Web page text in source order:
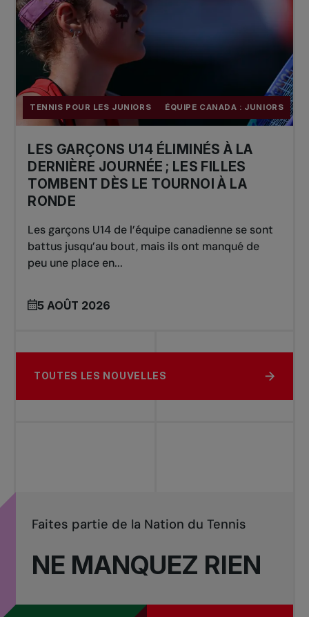
TENNIS POUR LES JUNIORS ÉQUIPE CANADA : JUNIORS
LES GARÇONS U14 ÉLIMINÉS À LA
DERNIÈRE JOURNÉE ; LES FILLES
TOMBENT DÈS LE TOURNOI À LA
RONDE
Les garçons U14 de l’équipe canadienne se sont
battus jusqu’au bout, mais ils ont manqué de
peu une place en...
5 AOÛT 2026
TOUTES LES NOUVELLES
NE MANQUEZ RIEN
Faites partie de la Nation du Tennis